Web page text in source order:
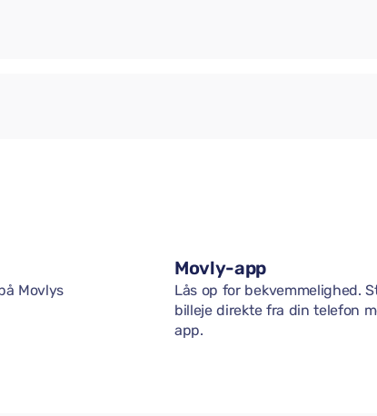
Movlys
Movly-app
Lås op for bekvemmelighed.
billeje direkte fra din telefon
app.